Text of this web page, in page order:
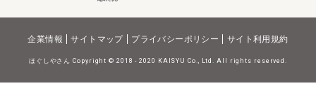
企業情報 サイトマップ プライバシーポリシー サイト利用規約
ほぐしやさん Copyright © 2018 - 2020 KAISYU Co., Ltd. All rights reserved.